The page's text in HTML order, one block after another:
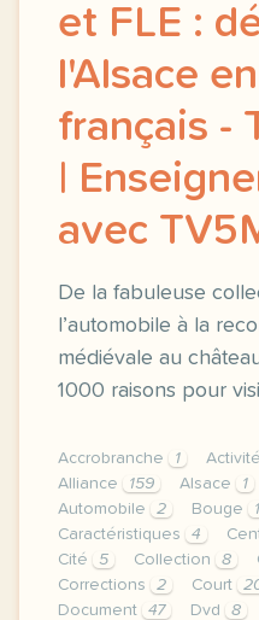
et FLE :
l'Alsace
français -
|
avec
De la fabuleuse
l’automobile à la
médiévale au
1000 raisons pour
Accrobranche 1 Activité
Alliance
159 Alsace 1
Automobile
2 Bouge
Caractéristiques
4
Cité
5 Collection 8
Corrections
2 Court
Document
47 Dvd 8